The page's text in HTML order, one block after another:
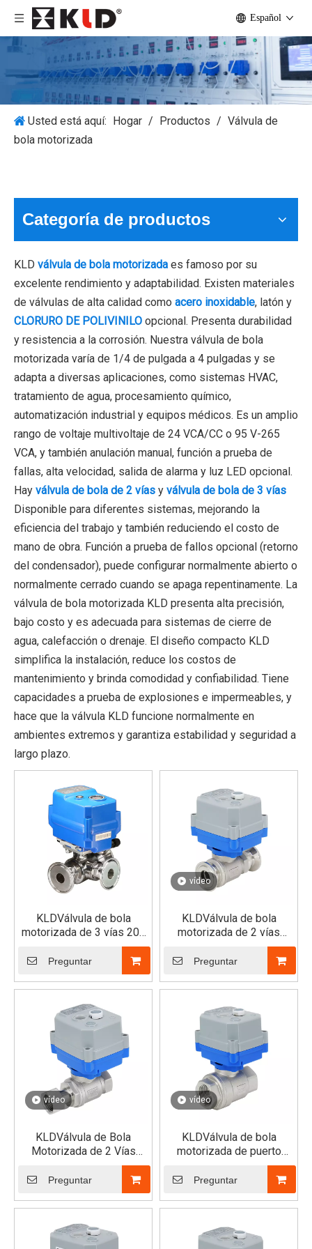
Español
Usted está aquí: Hogar / Productos / Válvula de
bola motorizada
Categoría de productos
KLD válvula de bola motorizada es famoso por su
excelente rendimiento y adaptabilidad. Existen materiales
de válvulas de alta calidad como acero inoxidable, latón y
CLORURO DE POLIVINILO opcional. Presenta durabilidad
y resistencia a la corrosión. Nuestra válvula de bola
motorizada varía de 1/4 de pulgada a 4 pulgadas y se
adapta a diversas aplicaciones, como sistemas HVAC,
tratamiento de agua, procesamiento químico,
automatización industrial y equipos médicos. Es un amplio
rango de voltaje multivoltaje de 24 VCA/CC o 95 V-265
VCA, y también anulación manual, función a prueba de
fallas, alta velocidad, salida de alarma y luz LED opcional.
Hay válvula de bola de 2 vías y válvula de bola de 3 vías
Disponible para diferentes sistemas, mejorando la
eficiencia del trabajo y también reduciendo el costo de
mano de obra. Función a prueba de fallos opcional (retorno
del condensador), puede configurar normalmente abierto o
normalmente cerrado cuando se apaga repentinamente. La
válvula de bola motorizada KLD presenta alta precisión,
bajo costo y es adecuada para sistemas de cierre de
agua, calefacción o drenaje. El diseño compacto KLD
simplifica la instalación, reduce los costos de
mantenimiento y brinda comodidad y confiabilidad. Tiene
capacidades a prueba de explosiones e impermeables, y
hace que la válvula KLD funcione normalmente en
ambientes extremos y garantiza estabilidad y seguridad a
largo plazo.
KLDVálvula de bola
motorizada de 3 vías 200
para montaje rápido (Tri-
Clamp)
Preguntar
vídeo
KLDVálvula de bola
motorizada de 2 vías
30S/SJ para montaje
rápido
Preguntar
vídeo
KLDVálvula de Bola
Motorizada de 2 Vías
30S/SJ con Unión Simple
x Rosca Hembra
Preguntar
vídeo
KLDVálvula de bola
motorizada de puerto
completo de 2 vías
30S/SJ
Preguntar